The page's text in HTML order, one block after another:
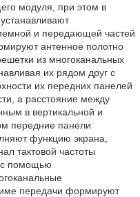
модуля, при этом в
и передающей частей
антенное полотно
из многоканальных
их рядом друг с
их передних панелей
а расстояние между
в вертикальной и
передние панели
функцию экрана,
тактовой частоты
с помощью
передачи формируют